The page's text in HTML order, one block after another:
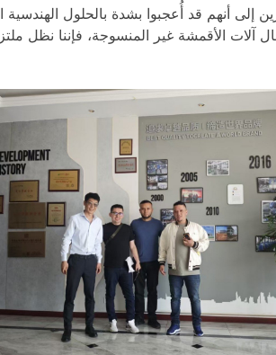
أنهم قد أُعجبوا بشدة بالحلول الهندسية
آلات الأقمشة غير المنسوجة، فإننا نظل